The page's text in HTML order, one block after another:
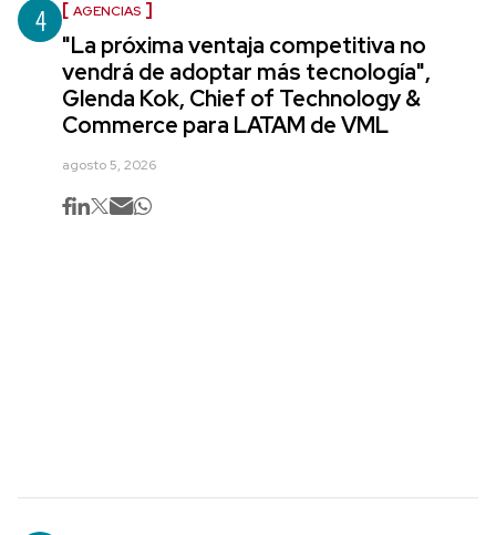
4 AGENCIAS
"La próxima ventaja competitiva no
vendrá de adoptar más tecnología",
Glenda Kok, Chief of Technology &
Commerce para LATAM de VML
agosto 5, 2026